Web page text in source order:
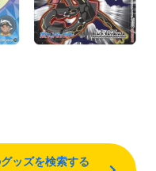
ッズを検索する